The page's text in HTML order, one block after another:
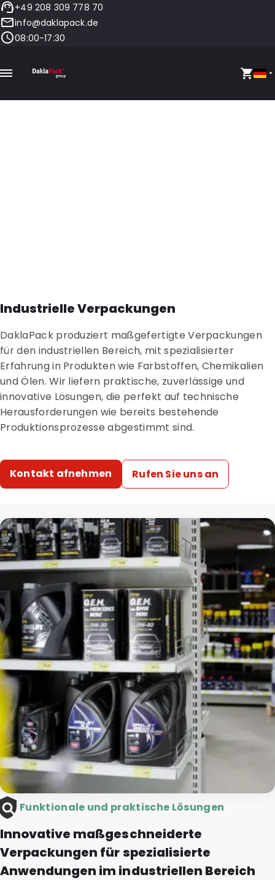
+49 208 309 778 70
info@daklapack.de
08:00-17:30
Industrielle Verpackungen
DaklaPack produziert maßgefertigte Verpackungen
für den industriellen Bereich, mit spezialisierter
Erfahrung in Produkten wie Farbstoffen, Chemikalien
und Ölen. Wir liefern praktische, zuverlässige und
innovative Lösungen, die perfekt auf technische
Herausforderungen wie bereits bestehende
Produktionsprozesse abgestimmt sind.
Kontakt afnehmen Rufen Sie uns an
Funktionale und praktische Lösungen
Innovative maßgeschneiderte
Verpackungen für spezialisierte
Anwendungen im industriellen Bereich